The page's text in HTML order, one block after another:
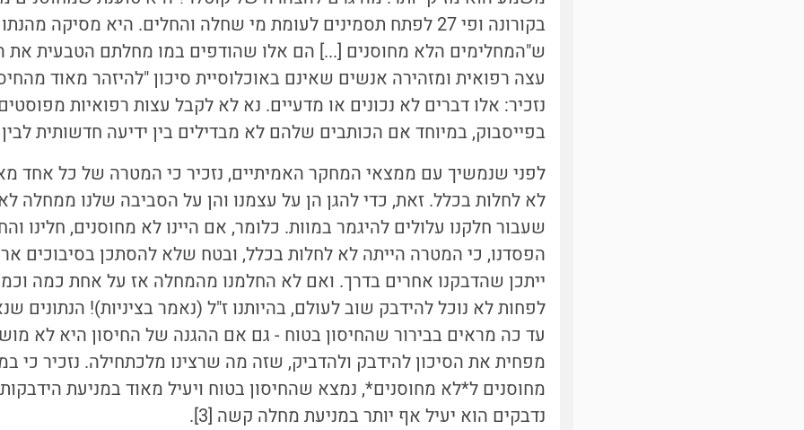
בקורונה ופי 27 לפתח תסמינים לעומת מי שחלה והחלים. היא מסיקה
ש"המחלימים הלא מחוסנים [...] הם אלו שהודפים במו מחלתם הטבעית את
עצה רפואית ומזהירה אנשים שאינם באוכלוסיית סיכון "להיזהר מאוד
נזכיר: אלו דברים לא נכונים או מדעיים. נא לא לקבל עצות רפואיות
בפייסבוק, במיוחד אם הכותבים שלהם לא מבדילים בין ידיעה חדשותית
לפני שנמשיך עם ממצאי המחקר האמיתיים, נזכיר כי המטרה של כל אחד
לא לחלות בכלל. זאת, כדי להגן הן על עצמנו והן על הסביבה שלנו ממחלה
שעבור חלקנו עלולים להיגמר במוות. כלומר, אם היינו לא מחוסנים, חלינו
הפסדנו, כי המטרה הייתה לא לחלות בכלל, ובטח שלא להסתכן בסיבוכים
ייתכן שהדבקנו אחרים בדרך. ואם לא החלמנו מהמחלה אז על אחת כמה
לפחות לא נוכל להידבק שוב לעולם, בהיותנו ז"ל (נאמר בציניות)! הנתונים
עד כה מראים בבירור שהחיסון בטוח - גם אם ההגנה של החיסון היא לא
מפחית את הסיכון להידבק ולהדביק, שזה מה שרצינו מלכתחילה. נזכיר כי
מחוסנים ל*לא מחוסנים*, נמצא שהחיסון בטוח ויעיל מאוד במניעת
נדבקים הוא יעיל אף יותר במניעת מחלה קשה [3].